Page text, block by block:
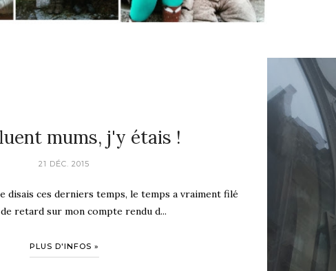
mums, j'y étais !
21 DÉC. 2015
disais ces derniers temps, le temps a vraiment filé
retard sur mon compte rendu d...
PLUS D'INFOS »